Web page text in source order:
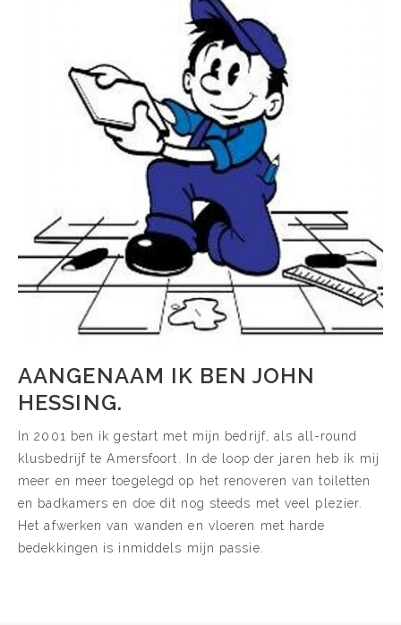
AANGENAAM IK BEN JOHN
HESSING.
In 2001 ben ik gestart met mijn bedrijf, als all-round
klusbedrijf te Amersfoort. In de loop der jaren heb ik mij
meer en meer toegelegd op het renoveren van toiletten
en badkamers en doe dit nog steeds met veel plezier.
Het afwerken van wanden en vloeren met harde
bedekkingen is inmiddels mijn passie.